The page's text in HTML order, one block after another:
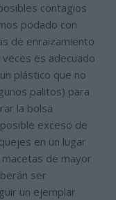
contagios
podado con
de enraizamiento
es adecuado
plástico que no
palitos) para
la bolsa
exceso de
en un lugar
de mayor
ser
un ejemplar